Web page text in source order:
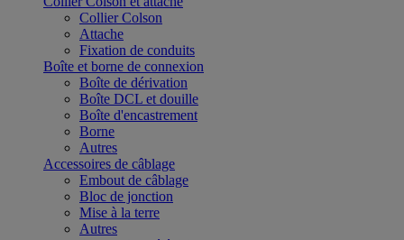
Collier Colson
Attache
Fixation de conduits
Boîte et borne de connexion
Boîte de dérivation
Boîte DCL et douille
Boîte d'encastrement
Borne
Autres
Accessoires de câblage
Embout de câblage
Bloc de jonction
Mise à la terre
Autres